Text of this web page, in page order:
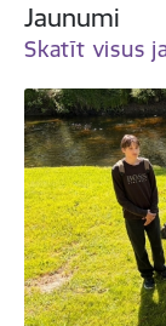
Jaunumi
Skatīt visus